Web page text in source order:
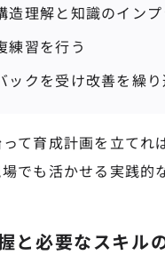
造理解と知識のインプ
練習を行う
ックを受け改善を繰り
て育成計画を立てれ
でも活かせる実践的
と必要なスキル